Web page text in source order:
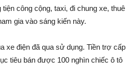
công cộng, taxi, đi chung xe, thuê
gia vào sáng kiến ​​này.
xe điện đã qua sử dụng. Tiền trợ cấp
tiêu bán được 100 nghìn chiếc ô tô